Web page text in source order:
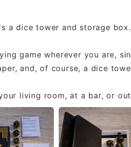
a dice tower and storage box.
game wherever you are,
and, of course, a dice
living room, at a bar, or